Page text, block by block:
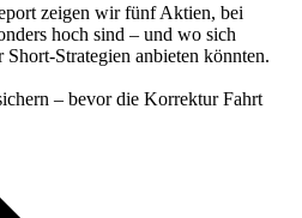
zeigen wir fünf Aktien, bei
hoch sind – und wo sich
Strategien anbieten könnten.
– bevor die Korrektur Fahrt